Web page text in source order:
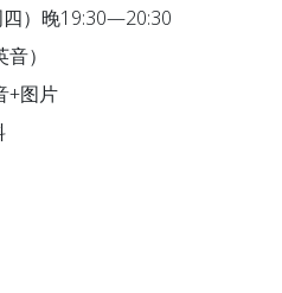
）晚19:30—20:30
）
+图片